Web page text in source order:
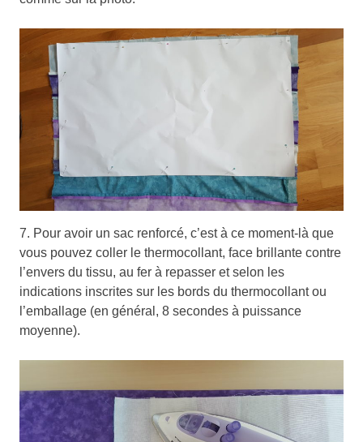
7. Pour avoir un sac renforcé, c’est à ce moment-là que
vous pouvez coller le thermocollant, face brillante contre
l’envers du tissu, au fer à repasser et selon les
indications inscrites sur les bords du thermocollant ou
l’emballage (en général, 8 secondes à puissance
moyenne).